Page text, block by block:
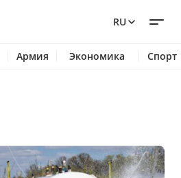
RU
Армия Экономика Спорт